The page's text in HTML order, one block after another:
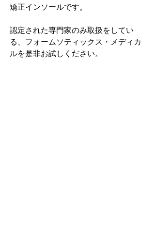
矯正インソールです。
認定された専門家のみ取扱をしてい
る、フォームソティックス・メディカ
ルを是非お試しください。